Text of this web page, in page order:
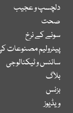
دلچسپ و عجیب
صحت
سونے کے نرخ
پیٹرولیم مصنوعات
سائنس و ٹیکنالوجی
بلاگ
بزنس
ویڈیوز